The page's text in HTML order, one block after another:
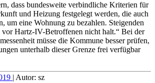
dass bundesweite verbindliche Kriterien für
und Heizung festgelegt werden, die auch
um eine Wohnung zu bezahlen. Steigenden
vor Hartz-IV-Betroffenen nicht halt.“ Bei der
müsse die Kommune besser prüfen,
unterhalb dieser Grenze frei verfügbar
| Autor: sz